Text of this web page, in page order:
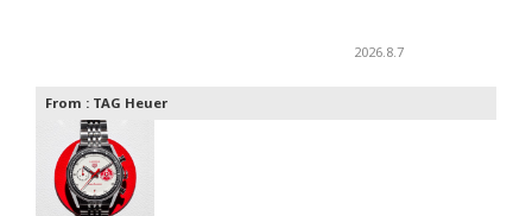
2026.8.7
From : TAG Heuer